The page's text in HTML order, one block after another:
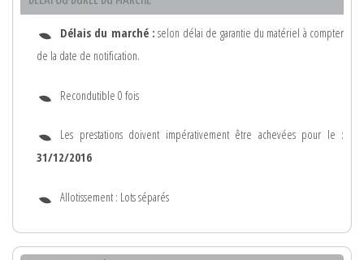
Délais du marché : selon délai de garantie du matériel à compter
de la date de notification.
Recondutible 0 fois
Les prestations doivent impérativement être achevées pour le :
31/12/2016
Allotissement : Lots séparés